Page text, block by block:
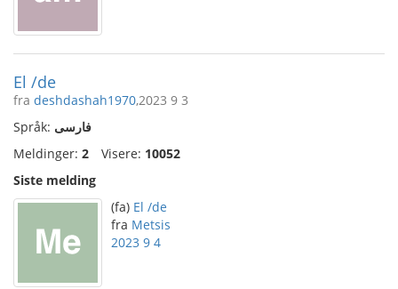
El /de
fra deshdashah1970,2023 9 3
Språk: فارسی
Meldinger: 2 Visere: 10052
Siste melding
(fa) El /de
fra Metsis
2023 9 4